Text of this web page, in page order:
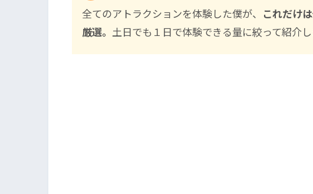
全てのアトラクションを体験した僕が、 これだけ
厳選。 土日でも１日で体験できる量に絞って紹介し